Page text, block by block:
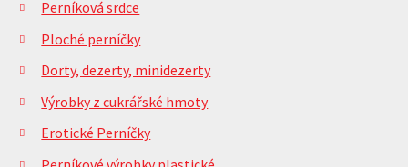
Perníková srdce
Ploché perníčky
Dorty, dezerty, minidezerty
Výrobky z cukrářské hmoty
Erotické Perníčky